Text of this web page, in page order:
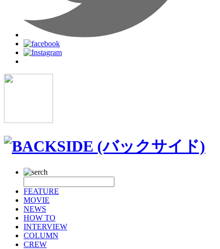
FEATURE
MOVIE
NEWS
HOW TO
INTERVIEW
COLUMN
CREW